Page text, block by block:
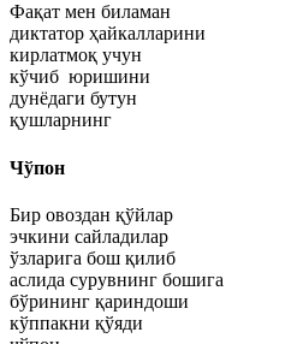
Фақат мен биламан
диктатор ҳайкалларини
кирлатмоқ учун
кўчиб юришини
дунёдаги бутун
қушларнинг
Чўпон
Бир овоздан қўйлар
эчкини сайладилар
ўзларига бош қилиб
аслида сурувнинг бошига
бўрининг қариндоши
кўппакни қўяди